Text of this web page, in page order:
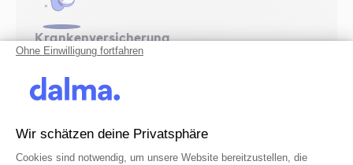
Krankenversicherung
Abdeckung deiner Tierarztkosten
Für Krankheiten und OPs
Ab 8,90€ pro Monat
Ohne Einwilligung fortfahren
Wir schätzen deine Privatsphäre
Einwilligungsmanagementplattform:
Cookies sind notwendig, um unsere Website bereitzustellen, die